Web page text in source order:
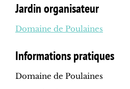
Jardin organisateur
Domaine de Poulaines
Informations pratiques
Domaine de Poulaines